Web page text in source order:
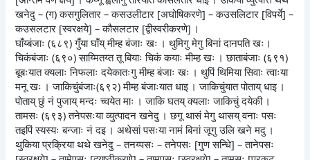
खनेदु – (ग) कसगुलितार – कसउलीटार [अघोषिकरणे] – कउसलिटार [विपर्ये] –
कउसलटार [स्वरक्षये] – कौसलटार [द्वीस्वरीकरणे] ।
घाँय्बंजाः (६८९) गुँया घाँय् मीम्ह बंजाः खः । थुमिगु मेगु बिनां दानपति खः।
चिकंबंजाः (६९०) साय्मितय्त तू बियाः चिकं कयाः मीम्ह खः । छाताबंजाः (६९१)
बूबःयात क्यलाः निफलाः दयेकातःगु मीम्ह बंजाः खः । थुपिं थिमिया सिवाः त्वाःया
मनू खः । जाकिचुंबंजाः(६९२) मीम्ह बंजाःयात धाइ । जाकिचुंयात पोताय् धाइ ।
पोताय् छुं नं पुजाय् मन्दः च्वयेत माः । जाकि घतय् क्यलाः जाकिचुं दयेकी ।
तामसः (६९३) तनेपसःया व्युत्पादन खनेदु । छगू थासं मेगु थासय् वनाः पसः
तइपिं स्यस्यः बन्जाः नं दइ । अथेसां पसःया नामं बिनां जूगु उलि खने मदु ।
थुकिया प्रक्रिया थथे खनेदु – तनय्पसः – तनेपसः [गुण सन्धिे] – तानेपसः